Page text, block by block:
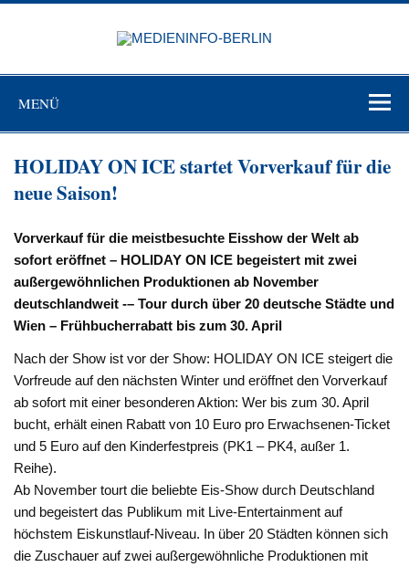
Zum
MENÜ
HOLIDAY ON ICE startet Vorverkauf für die
neue Saison!
Vorverkauf für die meistbesuchte Eisshow der Welt ab
sofort eröffnet – HOLIDAY ON ICE begeistert mit zwei
außergewöhnlichen Produktionen ab November
deutschlandweit -– Tour durch über 20 deutsche Städte und
Wien – Frühbucherrabatt bis zum 30. April
Nach der Show ist vor der Show: HOLIDAY ON ICE steigert die
Vorfreude auf den nächsten Winter und eröffnet den Vorverkauf
ab sofort mit einer besonderen Aktion: Wer bis zum 30. April
bucht, erhält einen Rabatt von 10 Euro pro Erwachsenen-Ticket
und 5 Euro auf den Kinderfestpreis (PK1 – PK4, außer 1.
Reihe).
Ab November tourt die beliebte Eis-Show durch Deutschland
und begeistert das Publikum mit Live-Entertainment auf
höchstem Eiskunstlauf-Niveau. In über 20 Städten können sich
die Zuschauer auf zwei außergewöhnliche Produktionen mit